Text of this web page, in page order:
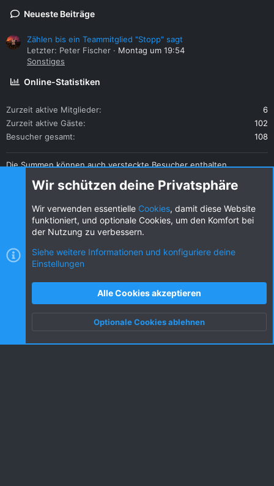
Neueste Beiträge
Zählen bis ein Teammitglied "Stopp" sagt
Letzter: Peter Fischer
Montag um 19:54
Sonstiges
Online-Statistiken
Zurzeit aktive Mitglieder
6
Zurzeit aktive Gäste
102
Besucher gesamt
108
Die Summen können auch versteckte Besucher enthalten.
Diese Seite teilen
Nutzungsbedingungen
Datenschutz
S
Oben Unten
Wir schützen deine Privatsphäre
Wir verwenden essentielle Cookies, damit diese Website
funktioniert, und optionale Cookies, um den Komfort bei
der Nutzung zu verbessern.
Siehe weitere Informationen und konfiguriere deine
Einstellungen
Alle Cookies akzeptieren
Optionale Cookies ablehnen